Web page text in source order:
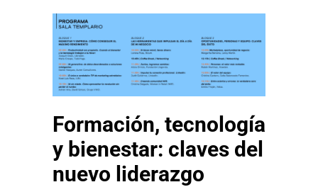
Formación, tecnología
y bienestar: claves del
nuevo liderazgo